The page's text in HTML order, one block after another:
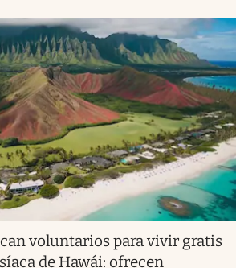
voluntarios para vivir gratis
de Hawái: ofrecen